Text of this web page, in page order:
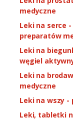
medyczne
Leki na serce
preparatów
Leki na
węgiel
Leki na
medyczne
Leki na wszy -
Leki, tabletki